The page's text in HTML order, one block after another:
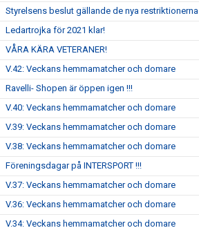
Styrelsens beslut gällande de nya restriktionerna
Ledartrojka för 2021 klar!
VÅRA KÄRA VETERANER!
V.42: Veckans hemmamatcher och domare
Ravelli- Shopen är öppen igen !!!
V.40: Veckans hemmamatcher och domare
V.39: Veckans hemmamatcher och domare
V.38: Veckans hemmamatcher och domare
Föreningsdagar på INTERSPORT !!!
V.37: Veckans hemmamatcher och domare
V.36: Veckans hemmamatcher och domare
V.34: Veckans hemmamatcher och domare